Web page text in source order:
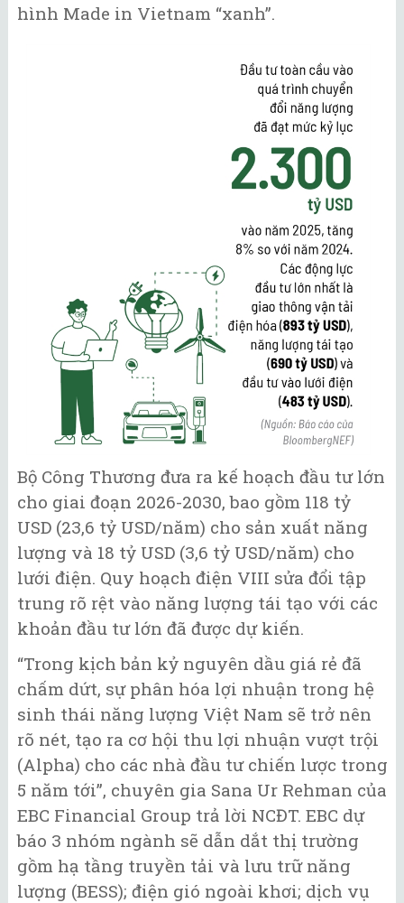
hình Made in Vietnam “xanh”.
Bộ Công Thương đưa ra kế hoạch đầu tư lớn
cho giai đoạn 2026-2030, bao gồm 118 tỷ
USD (23,6 tỷ USD/năm) cho sản xuất năng
lượng và 18 tỷ USD (3,6 tỷ USD/năm) cho
lưới điện. Quy hoạch điện VIII sửa đổi tập
trung rõ rệt vào năng lượng tái tạo với các
khoản đầu tư lớn đã được dự kiến.
“Trong kịch bản kỷ nguyên dầu giá rẻ đã
chấm dứt, sự phân hóa lợi nhuận trong hệ
sinh thái năng lượng Việt Nam sẽ trở nên
rõ nét, tạo ra cơ hội thu lợi nhuận vượt trội
(Alpha) cho các nhà đầu tư chiến lược trong
5 năm tới”, chuyên gia Sana Ur Rehman của
EBC Financial Group trả lời NCĐT. EBC dự
báo 3 nhóm ngành sẽ dẫn dắt thị trường
gồm hạ tầng truyền tải và lưu trữ năng
lượng (BESS); điện gió ngoài khơi; dịch vụ